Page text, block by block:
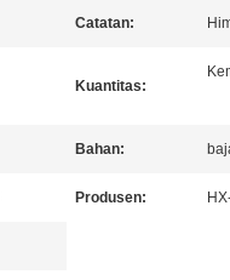
Catatan:
Kuantitas:
Bahan:
Produsen: